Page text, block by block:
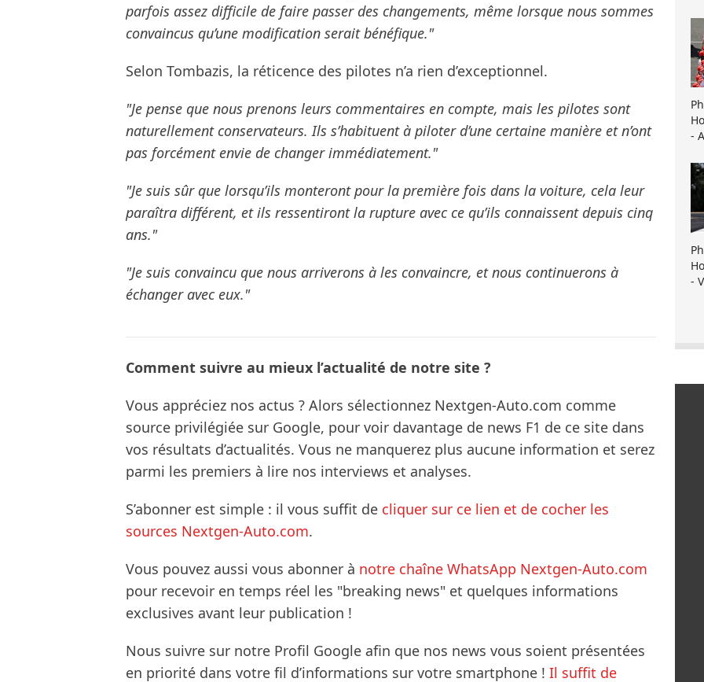
parfois assez difficile de faire passer des changements, même lorsque nous sommes
convaincus qu’une modification serait bénéfique."
Selon Tombazis, la réticence des pilotes n’a rien d’exceptionnel.
"Je pense que nous prenons leurs commentaires en compte, mais les pilotes sont
naturellement conservateurs. Ils s’habituent à piloter d’une certaine manière et n’ont
pas forcément envie de changer immédiatement."
"Je suis sûr que lorsqu’ils monteront pour la première fois dans la voiture, cela leur
paraîtra différent, et ils ressentiront la rupture avec ce qu’ils connaissent depuis cinq
ans."
"Je suis convaincu que nous arriverons à les convaincre, et nous continuerons à
échanger avec eux."
Comment suivre au mieux l’actualité de notre site ?
Vous appréciez nos actus ? Alors sélectionnez Nextgen-Auto.com comme
source privilégiée sur Google, pour voir davantage de news F1 de ce site dans
vos résultats d’actualités. Vous ne manquerez plus aucune information et serez
parmi les premiers à lire nos interviews et analyses.
S’abonner est simple : il vous suffit de cliquer sur ce lien et de cocher les
sources Nextgen-Auto.com.
Vous pouvez aussi vous abonner à notre chaîne WhatsApp Nextgen-Auto.com
pour recevoir en temps réel les "breaking news" et quelques informations
exclusives avant leur publication !
Nous suivre sur notre Profil Google afin que nos news vous soient présentées
en priorité dans votre fil d’informations sur votre smartphone ! Il suffit de
-
-